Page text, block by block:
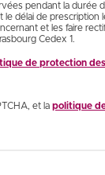
pendant la durée
le délai de
et les faire
Cedex 1.
de protection
et la politique